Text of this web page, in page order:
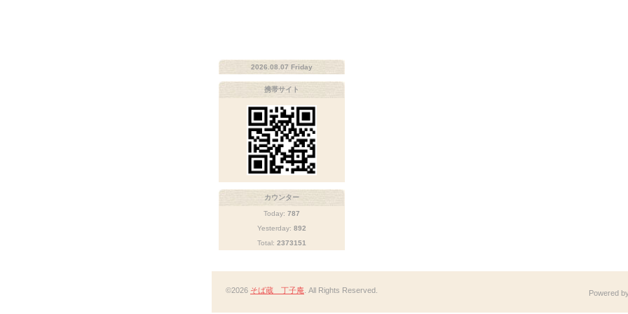
2026.08.07 Friday
携帯サイト
カウンター
Today: 787
Yesterday: 892
Total: 2373151
©2026 そば蔵 丁子庵 . All Rights Reserved. Powered